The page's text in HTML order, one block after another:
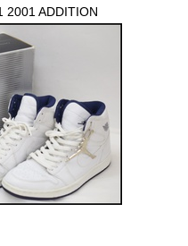
2001 ADDITION